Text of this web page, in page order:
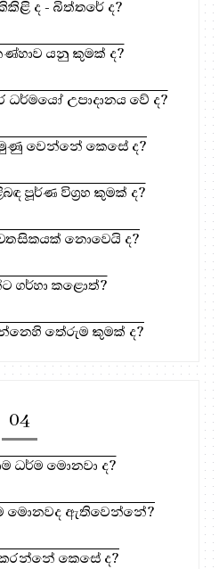
ද - බිත්තරේ ද?
යනු කුමක් ද?
උපාදානය වේ ද?
වෙන්නේ කෙසේ ද?
පූර්ණ විග්‍රහ කුමක් ද?
නොවෙයි ද?
ගර්හා කළොත්?
තේරුම කුමක් ද?
04
ධර්ම මොනවා ද?
මොනවද ඇතිවෙන්නේ?
කරන්නේ කෙසේ ද?